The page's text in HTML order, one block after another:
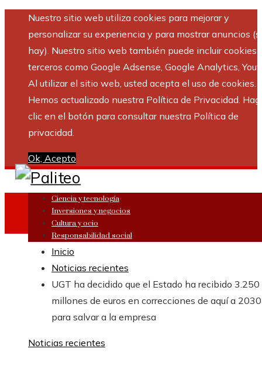
Nuestro sitio web utiliza cookies para mejorar y
personalizar su experiencia y para mostrar anuncios
hay). Nuestro sitio web también puede incluir cookies
terceros como Google Adsense, Google Analytics,
Al utilizar el sitio web, usted acepta el uso de cookies.
Hemos actualizado nuestra Política de Privacidad.
clic en el botón para consultar nuestra Política de
privacidad.
Ok, Acepto
Ciencia y tecnología
Inversiones y negocios
Cultura y ocio
Responsabilidad social
Inicio
Noticias recientes
UGT ha decidido que el Estado ha recibido 3.250
millones de euros en correcciones de aquí a 2030
para salvar a la empresa
Noticias recientes